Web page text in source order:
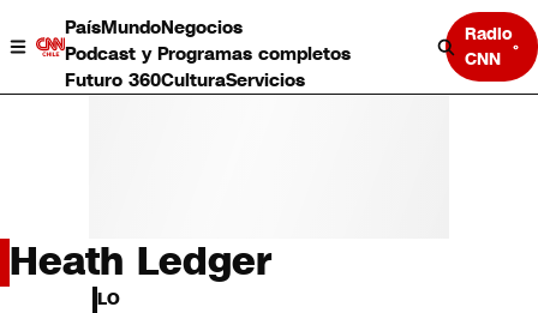
PaísMundoNegocios
Podcast y Programas completos
Futuro 360CulturaServicios
Radio
CNN
Heath Ledger
LO